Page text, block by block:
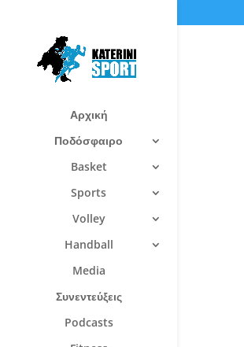
Αρχική
Ποδόσφαιρο
Basket
Sports
Volley
Handball
Media
Συνεντεύξεις
Podcasts